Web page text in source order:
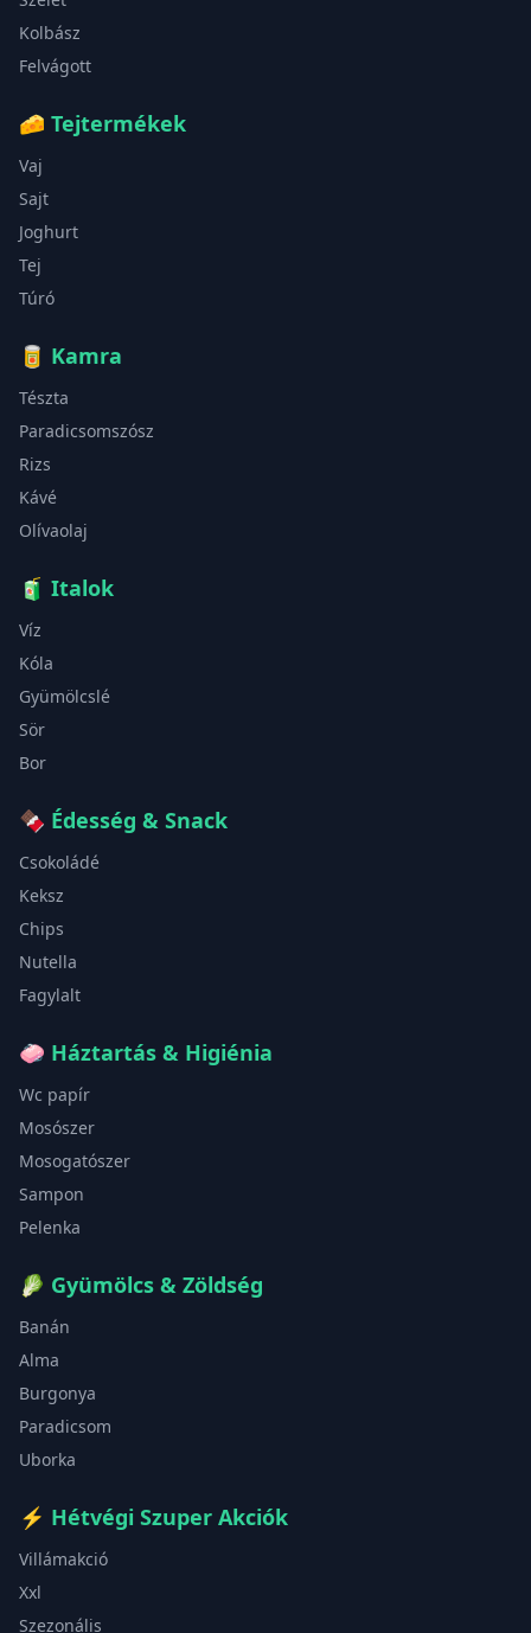
Kolbász
Felvágott
🧀 Tejtermékek
Vaj
Sajt
Joghurt
Tej
Túró
🥫 Kamra
Tészta
Paradicsomszósz
Rizs
Kávé
Olívaolaj
🧃 Italok
Víz
Kóla
Gyümölcslé
Sör
Bor
🍫 Édesség & Snack
Csokoládé
Keksz
Chips
Nutella
Fagylalt
🧼 Háztartás & Higiénia
Wc papír
Mosószer
Mosogatószer
Sampon
Pelenka
🥬 Gyümölcs & Zöldség
Banán
Alma
Burgonya
Paradicsom
Uborka
⚡ Hétvégi Szuper Akciók
Villámakció
Xxl
Szezonális